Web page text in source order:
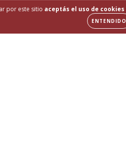
por este sitio aceptás el uso de cookies
ENTENDIDO